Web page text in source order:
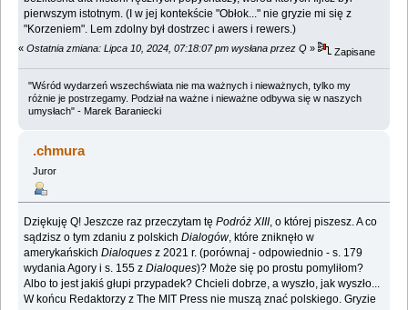
pierwszym istotnym. (I w jej kontekście "Obłok..." nie gryzie mi się z
"Korzeniem". Lem zdolny był dostrzec i awers i rewers.)
« Ostatnia zmiana: Lipca 10, 2024, 07:18:07 pm wysłana przez Q » Zapisane
"Wśród wydarzeń wszechświata nie ma ważnych i nieważnych, tylko my
różnie je postrzegamy. Podział na ważne i nieważne odbywa się w naszych
umysłach" - Marek Baraniecki
.chmura
Juror
Dziękuję Q! Jeszcze raz przeczytam tęPodróż XIII, o której piszesz. A co
sądzisz o tym zdaniu z polskichDialogów, które zniknęło w
amerykańskichDialoques z 2021 r. (porównaj - odpowiednio - s. 179
wydania Agory i s. 155 zDialoques)? Może się po prostu pomyliłom?
Albo to jest jakiś głupi przypadek? Chcieli dobrze, a wyszło, jak wyszło...
W końcu Redaktorzy z The MIT Press nie muszą znać polskiego. Gryzie